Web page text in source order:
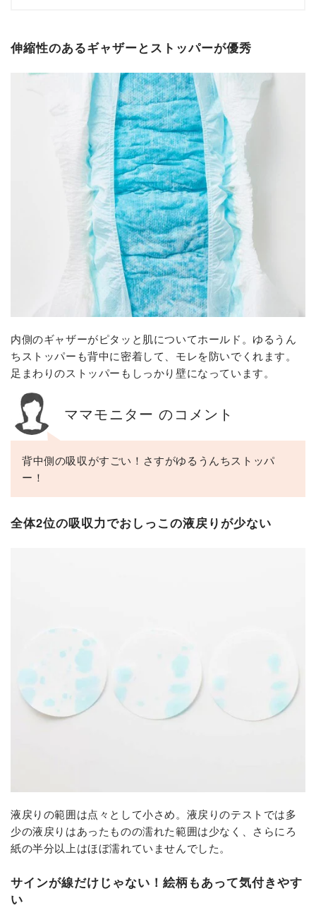
伸縮性のあるギャザーとストッパーが優秀
内側のギャザーがピタッと肌についてホールド。ゆるうん
ちストッパーも背中に密着して、モレを防いでくれます。
足まわりのストッパーもしっかり壁になっています。
ママモニター のコメント
背中側の吸収がすごい！さすがゆるうんちストッパ
ー！
全体2位の吸収力でおしっこの液戻りが少ない
液戻りの範囲は点々として小さめ。液戻りのテストでは多
少の液戻りはあったものの濡れた範囲は少なく、さらにろ
紙の半分以上はほぼ濡れていませんでした。
サインが線だけじゃない！絵柄もあって気付きやす
い